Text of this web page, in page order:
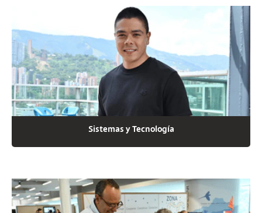
Sistemas y Tecnología